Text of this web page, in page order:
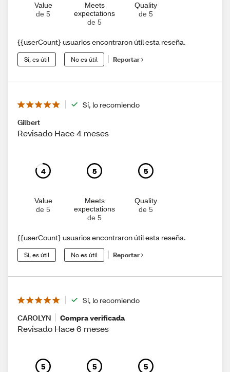
Value
de 5
Meets
expectations
de 5
Quality
de 5
{{userCount} usuarios encontraron útil esta reseña.
Sí, es útil No es útil Reportar
Sí, lo recomiendo
Gilbert
Revisado Hace 4 meses
4
Value
de 5
5
Meets
expectations
de 5
5
Quality
de 5
{{userCount} usuarios encontraron útil esta reseña.
Sí, es útil No es útil Reportar
Sí, lo recomiendo
CAROLYN
Compra verificada
Revisado Hace 6 meses
5 5 5